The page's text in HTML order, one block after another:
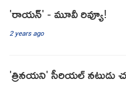
'రాయన్' - మూవీ రివ్యూ!
2 years ago
'త్రినయని' సీరియల్ నటుడు